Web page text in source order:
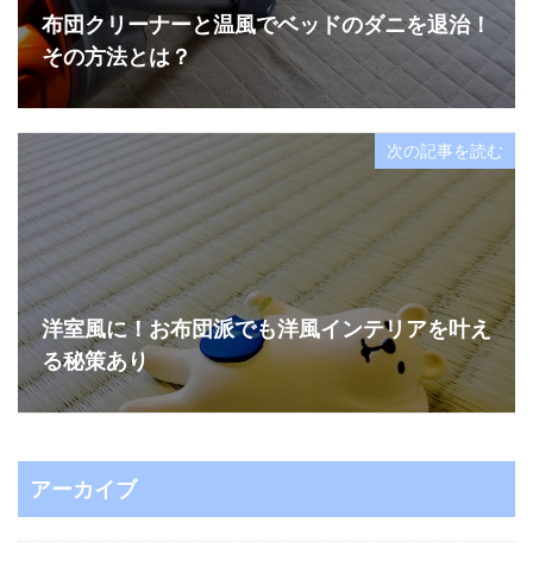
布団クリーナーと温風でベッドのダニを退治！
その方法とは？
次の記事を読む
洋室風に！お布団派でも洋風インテリアを叶え
る秘策あり
アーカイブ